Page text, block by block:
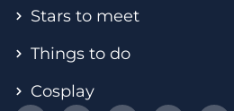
Stars to meet
Things to do
Cosplay